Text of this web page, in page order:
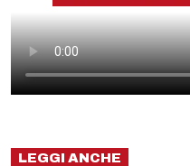
LEGGI ANCHE